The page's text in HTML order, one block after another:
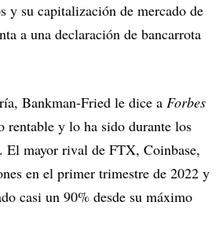
y su capitalización de mercado de
a una declaración de bancarrota
Bankman-Fried le dice a Forbes
rentable y lo ha sido durante los
El mayor rival de FTX, Coinbase,
en el primer trimestre de 2022 y
casi un 90% desde su máximo